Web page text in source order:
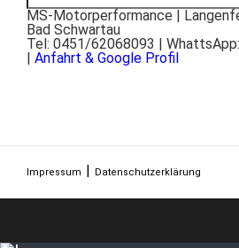
MS-Motorperformance |
Bad Schwartau
Tel: 0451/62068093 |
| Anfahrt & Google Profil
Impressum Datenschutzerklärung